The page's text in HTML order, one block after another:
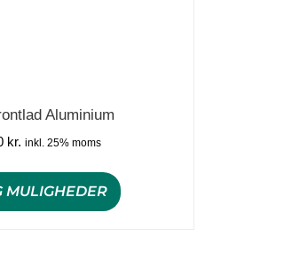
Aluminium
kr. inkl. 25% moms